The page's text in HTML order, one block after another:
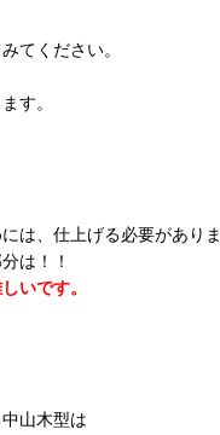
てください。
す。
は、仕上げる必要がありま
は！！
いです。
山木型は